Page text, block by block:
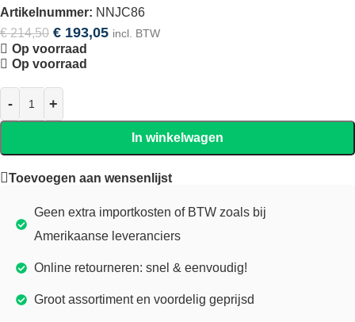
Artikelnummer: NNJC86
€214,50 € 193,05 incl. BTW
Op voorraad
Op voorraad
In winkelwagen
Toevoegen aan wensenlijst
Geen extra importkosten of BTW zoals bij
Amerikaanse leveranciers
Online retourneren: snel & eenvoudig!
Groot assortiment en voordelig geprijsd